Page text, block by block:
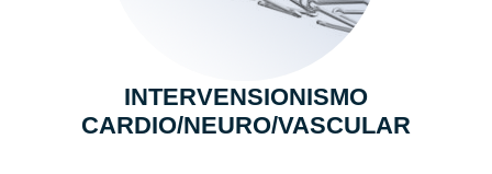
INTERVENSIONISMO
CARDIO/NEURO/VASCULAR